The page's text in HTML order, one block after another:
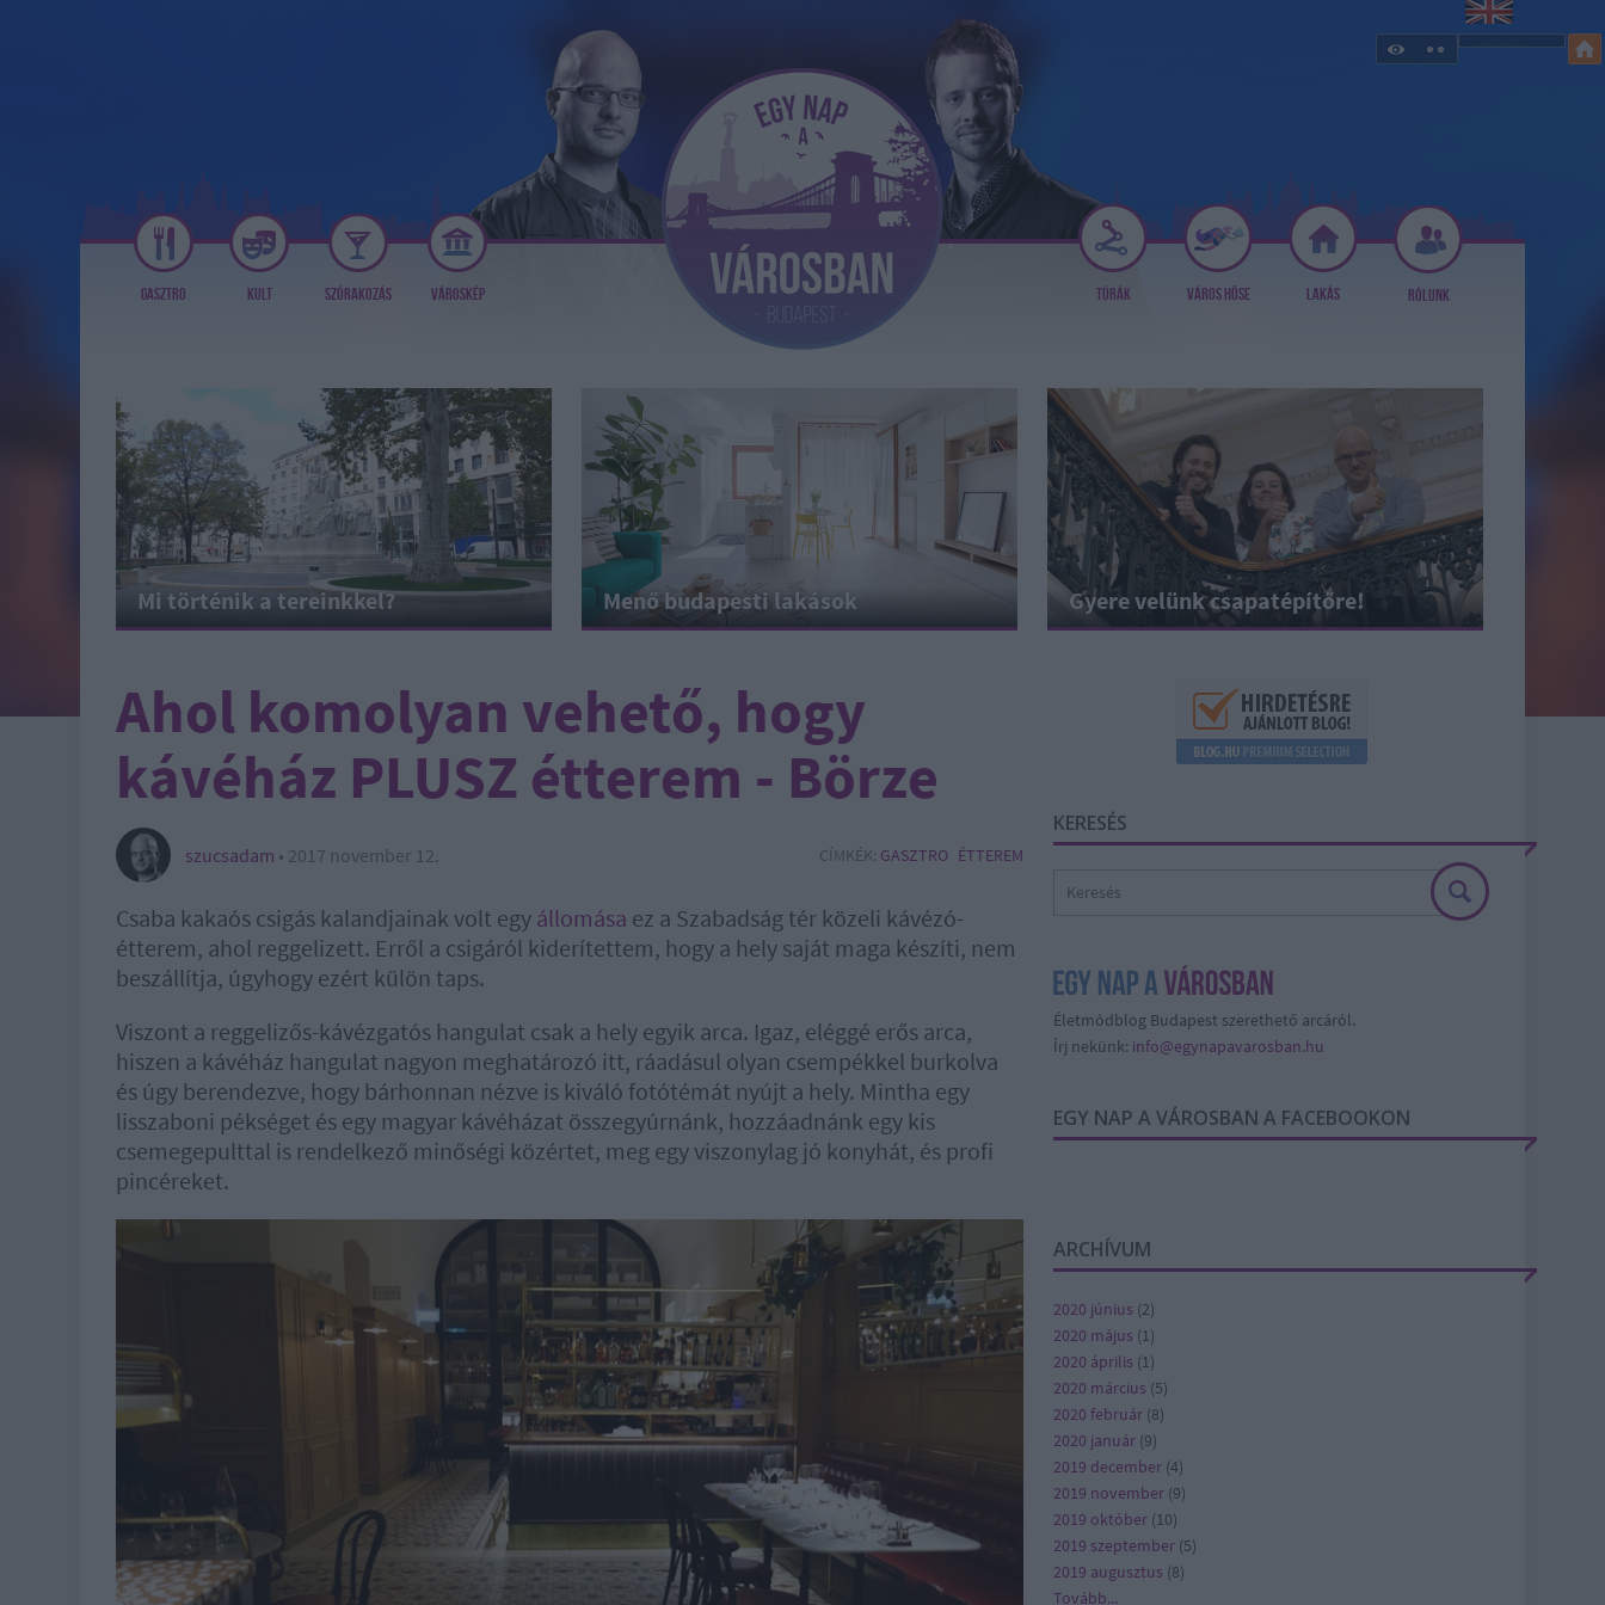
GASZTRO KULT SZÓRAKOZÁS VÁROSKÉP TÚRÁK VÁROS HŐSE LAKÁS RÓLUNK
Mi történik a tereinkkel? Menő budapesti lakások Gyere velünk csapatépítőre!
Ahol komolyan vehető, hogy
kávéház PLUSZ étterem - Börze
szucsadam • 2017 november 12. CÍMKÉK: GASZTRO ÉTTEREM
Csaba kakaós csigás kalandjainak volt egy állomása ez a Szabadság tér közeli kávézó-
étterem, ahol reggelizett. Erről a csigáról kiderítettem, hogy a hely saját maga készíti, nem
beszállítja, úgyhogy ezért külön taps.
Viszont a reggelizős-kávézgatós hangulat csak a hely egyik arca. Igaz, eléggé erős arca,
hiszen a kávéház hangulat nagyon meghatározó itt, ráadásul olyan csempékkel burkolva
és úgy berendezve, hogy bárhonnan nézve is kiváló fotótémát nyújt a hely. Mintha egy
lisszaboni pékséget és egy magyar kávéházat összegyúrnánk, hozzáadnánk egy kis
csemegepulttal is rendelkező minőségi közértet, meg egy viszonylag jó konyhát, és profi
pincéreket.
KERESÉS
Életmódblog Budapest szerethető arcáról.
Írj nekünk: info@egynapavarosban.hu
EGY NAP A VÁROSBAN A FACEBOOKON
ARCHÍVUM
2020 június (2)
2020 május (1)
2020 április (1)
2020 március (5)
2020 február (8)
2020 január (9)
2019 december (4)
2019 november (9)
2019 október (10)
2019 szeptember (5)
2019 augusztus (8)
Tovább...